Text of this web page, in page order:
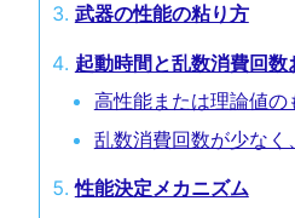
武器の性能の粘り方
起動時間と乱数消費回数
高性能または理論値の
乱数消費回数が少な
性能決定メカニズム